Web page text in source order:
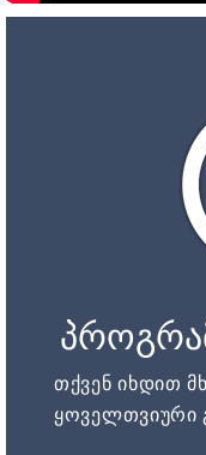
თქვენ იხდით
ყოველთვიური